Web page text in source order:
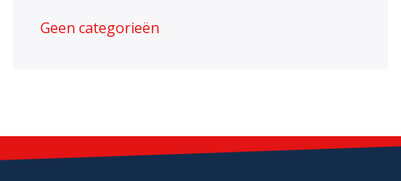
Geen categorieën